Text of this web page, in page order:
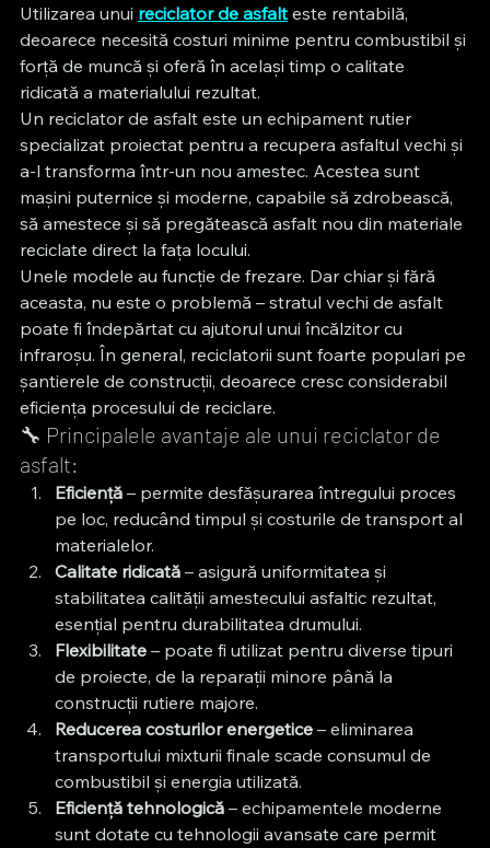
Utilizarea unui reciclator de asfalt este rentabilă,
deoarece necesită costuri minime pentru combustibil și
forță de muncă și oferă în același timp o calitate
ridicată a materialului rezultat.
Un reciclator de asfalt este un echipament rutier
specializat proiectat pentru a recupera asfaltul vechi și
a-l transforma într-un nou amestec. Acestea sunt
mașini puternice și moderne, capabile să zdrobească,
să amestece și să pregătească asfalt nou din materiale
reciclate direct la fața locului.
Unele modele au funcție de frezare. Dar chiar și fără
aceasta, nu este o problemă – stratul vechi de asfalt
poate fi îndepărtat cu ajutorul unui încălzitor cu
infraroșu. În general, reciclatorii sunt foarte populari pe
șantierele de construcții, deoarece cresc considerabil
eficiența procesului de reciclare.
🔧 Principalele avantaje ale unui reciclator de
asfalt:
Eficiență – permite desfășurarea întregului proces
pe loc, reducând timpul și costurile de transport al
materialelor.
Calitate ridicată – asigură uniformitatea și
stabilitatea calității amestecului asfaltic rezultat,
esențial pentru durabilitatea drumului.
Flexibilitate – poate fi utilizat pentru diverse tipuri
de proiecte, de la reparații minore până la
construcții rutiere majore.
Reducerea costurilor energetice – eliminarea
transportului mixturii finale scade consumul de
combustibil și energia utilizată.
Eficiență tehnologică – echipamentele moderne
sunt dotate cu tehnologii avansate care permit